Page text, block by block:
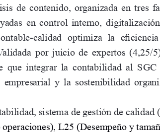
de contenido, organizada en tres
en control interno,
calidad  optimiza  la
por  juicio  de  expertos  (4,25/
integrar  la  contabilidad  al  SGC
y  la  sostenibilidad
sistema de gestión de calidad
L25 (Desempeño y